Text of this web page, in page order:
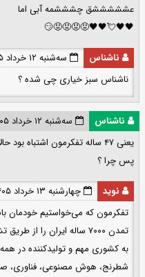
عشششششق چشششمه آبی اما
🖤🖤💘🖤🖤😡😡😡😡😏
ناشناس
سه‌شنبه ۱۲ خرداد ۱۴۰۵ ۲۳:۴۲:۰۸
ناشناس سبز خیاری چی شده ؟
ناشناس
سه‌شنبه ۱۲ خرداد ۱۴۰۵ ۲۱:۵۹:۲۵
یعنی ۴۷ ساله تفکرمون اشتباه بود حالا باید اصلاح کنیم ؟
پس چرا ؟
نوید
چهارشنبه ۱۳ خرداد ۱۴۰۵ ۰۹:۵۸:۴۴
تفکرمون که می‌خواستیم خودمان
تمدن ۷۰۰۰ ساله ایران را
به کشوری مهم و تولیدکننده در
شطرنج، هوش مصنوعی، فناوری،